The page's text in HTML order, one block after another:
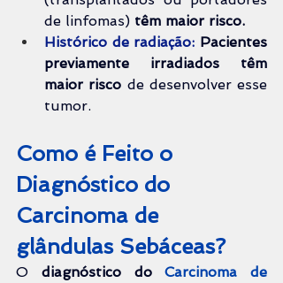
de linfomas) têm maior risco.
Histórico de radiação: Pacientes
previamente irradiados têm
maior risco de desenvolver esse
tumor.
Como é Feito o
Diagnóstico do
Carcinoma de
glândulas Sebáceas?
O diagnóstico do Carcinoma de